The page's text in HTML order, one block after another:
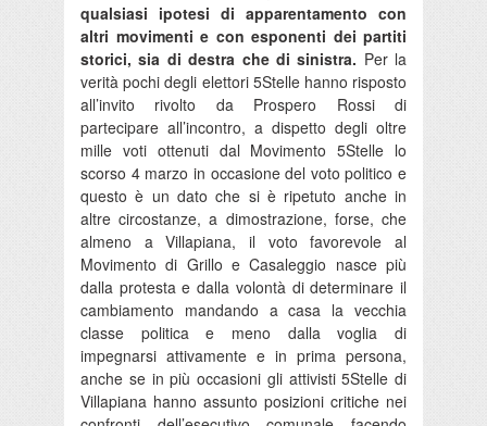
qualsiasi ipotesi di apparentamento con
altri movimenti e con esponenti dei partiti
storici, sia di destra che di sinistra. Per la
verità pochi degli elettori 5Stelle hanno risposto
all’invito rivolto da Prospero Rossi di
partecipare all’incontro, a dispetto degli oltre
mille voti ottenuti dal Movimento 5Stelle lo
scorso 4 marzo in occasione del voto politico e
questo è un dato che si è ripetuto anche in
altre circostanze, a dimostrazione, forse, che
almeno a Villapiana, il voto favorevole al
Movimento di Grillo e Casaleggio nasce più
dalla protesta e dalla volontà di determinare il
cambiamento mandando a casa la vecchia
classe politica e meno dalla voglia di
impegnarsi attivamente e in prima persona,
anche se in più occasioni gli attivisti 5Stelle di
Villapiana hanno assunto posizioni critiche nei